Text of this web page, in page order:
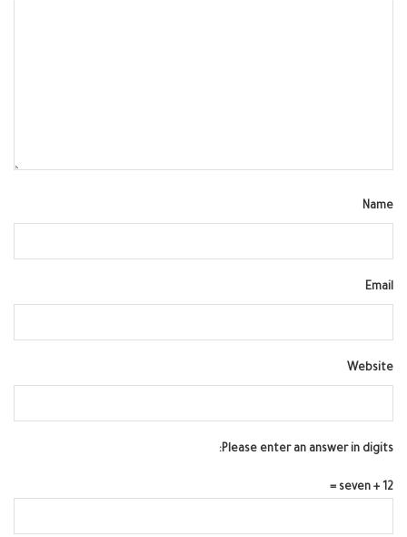
Name
Email
Website
Please enter an answer in digits:
seven + 12 =